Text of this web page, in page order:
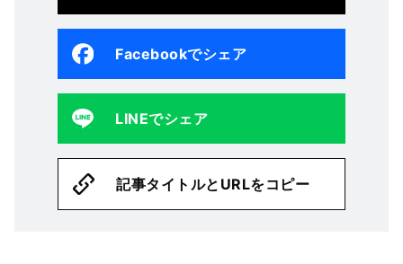
Facebookでシェア
LINEでシェア
記事タイトルとURLをコピー